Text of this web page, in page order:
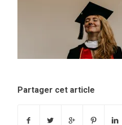
Partager cet article